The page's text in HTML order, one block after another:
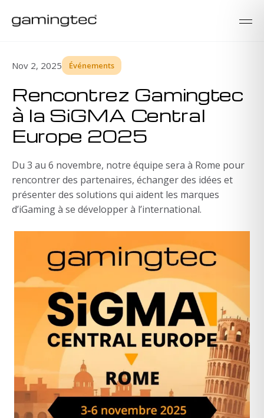
Nov 2, 2025 Événements
Rencontrez Gamingtec
à la SiGMA Central
Europe 2025
Du 3 au 6 novembre, notre équipe sera à Rome pour
rencontrer des partenaires, échanger des idées et
présenter des solutions qui aident les marques
d’iGaming à se développer à l’international.